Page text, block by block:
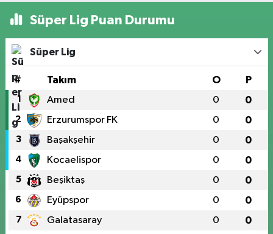
Süper Lig Puan Durumu
Süper Lig
# Takım O P
1 Amed 0 0
2 Erzurumspor FK 0 0
3 Başakşehir 0 0
4 Kocaelispor 0 0
5 Beşiktaş 0 0
6 Eyüpspor 0 0
7 Galatasaray 0 0